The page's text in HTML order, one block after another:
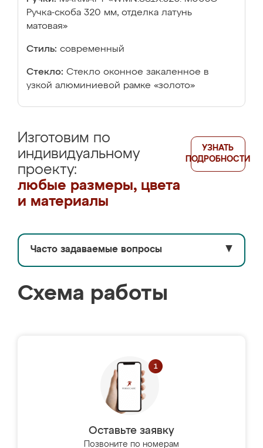
Ручка-скоба 320 мм, отделка латунь
матовая»
Стиль: современный
Стекло: Стекло оконное закаленное в
узкой алюминиевой рамке «золото»
Изготовим по
индивидуальному
проекту:
любые размеры, цвета
и материалы
УЗНАТЬ
ПОДРОБНОСТИ
Часто задаваемые вопросы ▼
Схема работы
Оставьте заявку
Позвоните по номерам